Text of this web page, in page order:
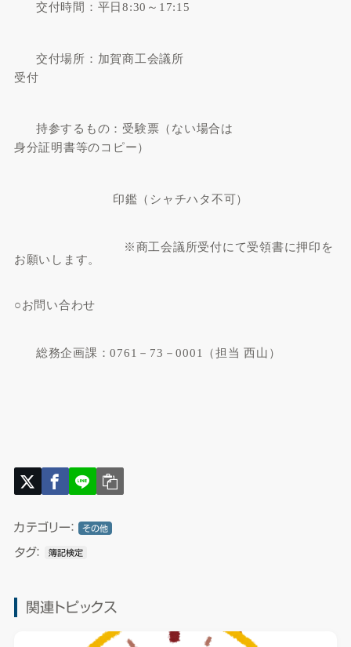
交付時間：平日8:30 ～ 17:15
交付場所：加賀商工会議所
受付
持参するもの：受験票（ない場合は
身分証明書等のコピー）
印鑑（シャチハタ不可）
※商工会議所受付にて受領書に押印を
お願いします。
○お問い合わせ
総務企画課：0761 － 73 －0001 （担当 西山）
カテゴリー： その他
タグ： 簿記検定
関連トピックス